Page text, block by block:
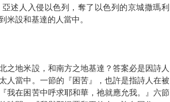
述人入侵以色列，奪了以色列的京城撒瑪利
米設和基達的人當中。
之地米設，和南方之地基達？答案必是因詩人
人當中。一節的『困苦』，也許是指詩人在被
我在困苦中呼求耶和華，祂就應允我。』六節